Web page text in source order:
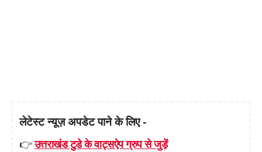
लेटेस्ट न्यूज़ अपडेट पाने के लिए -
👉उत्तराखंड टुडे के वाट्सऐप ग्रुप से जुड़ें